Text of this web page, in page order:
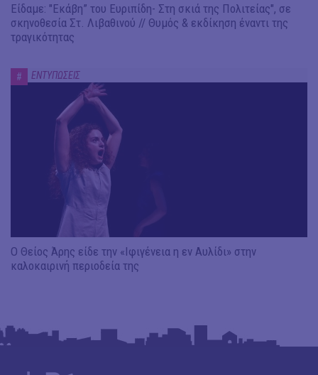
Είδαμε: "Εκάβη” του Ευριπίδη- Στη σκιά της Πολιτείας", σε
σκηνοθεσία Στ. Λιβαθινού // Θυμός & εκδίκηση έναντι της
τραγικότητας
# ΕΝΤΥΠΩΣΕΙΣ
Ο Θείος Άρης είδε την «Ιφιγένεια η εν Αυλίδι» στην
καλοκαιρινή περιοδεία της